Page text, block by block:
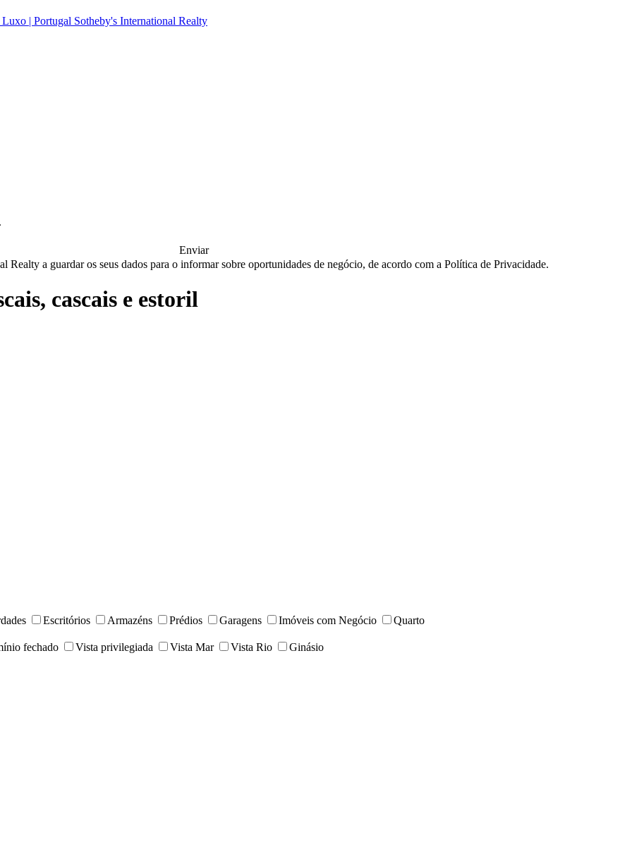
Enviar
a guardar os seus dados para o informar sobre oportunidades de negócio, de acordo com a Política de Privacidade.
cascais e estoril
Escritórios Armazéns Prédios Garagens Imóveis com Negócio Quarto
fechado Vista privilegiada Vista Mar Vista Rio Ginásio